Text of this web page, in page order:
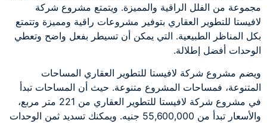
مجموعة من الفلل الراقية والمميزة. ويتمتع مشروع شركة
لافيستا للتطوير العقاري بتوفير مشروعات راقية ومميزة وتتمتع
بكل المناظر الطبيعية. التي يمكن أن تسيطر بفعل واضح وتعطي
الوحدات أفضل إطلالة.
ويضم مشروع شركة لافيستا للتطوير العقاري المساحات
المتنوعة، فمساحات المشروع متنوعة. حيث أن المساحات تبدأ
في مشروع شركة لافيستا للتطوير العقاري من 221 متر مربع،
والأسعار تبدأ من 55,600,000 جنيه. ويمكنك تسديد ثمن الوحدات